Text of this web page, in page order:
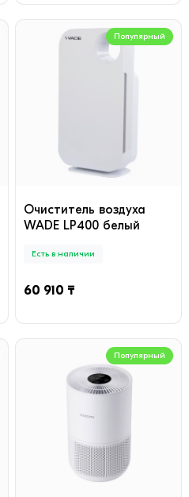
Популярный
Очиститель воздуха
WADE LP400 белый
Есть в наличии
60 910 ₸
Популярный